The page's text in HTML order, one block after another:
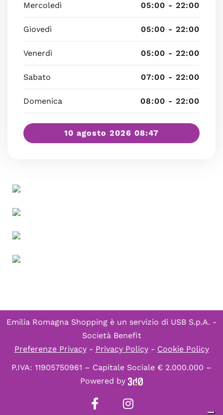
Mercoledì 05:00 - 22:00
Giovedì 05:00 - 22:00
Venerdì 05:00 - 22:00
Sabato 07:00 - 22:00
Domenica 08:00 - 22:00
10 agosto 2026 08:47
Emilia Romagna Shopping è un servizio di USB S.p.A. -
Società Benefit
Preferenze Privacy- Privacy Policy- Cookie Policy
P.IVA: 11905750961 – Capitale Sociale € 2.000.000 –
Powered by